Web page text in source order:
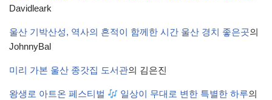
Davidleark
울산 기박산성, 역사의 흔적이 함께한 시간 울산 경치 좋은곳의
JohnnyBal
미리 가본 울산 종갓집 도서관의 김은진
왕생로 아트온 페스티벌 일상이 무대로 변한 특별한 하루의